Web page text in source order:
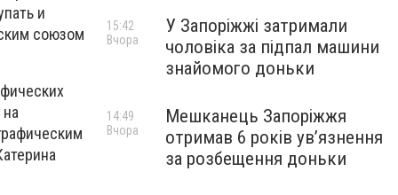
и
союзом
У Запоріжжі затримали
чоловіка за підпал машини
знайомого доньки
15:42
Вчора
Мешканець Запоріжжя
отримав 6 років увʼязнення
за розбещення доньки
14:49
Вчора